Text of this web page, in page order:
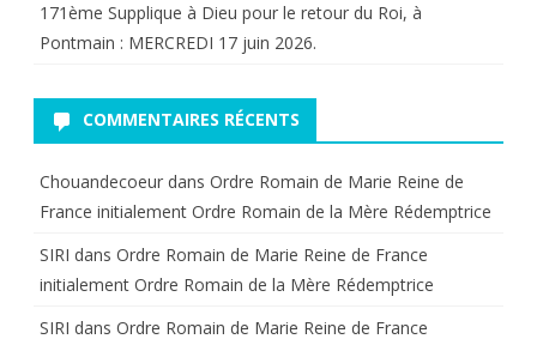
171ème Supplique à Dieu pour le retour du Roi, à
Pontmain : MERCREDI 17 juin 2026.
COMMENTAIRES RÉCENTS
Chouandecoeur dans Ordre Romain de Marie Reine de
France initialement Ordre Romain de la Mère Rédemptrice
SIRI dans Ordre Romain de Marie Reine de France
initialement Ordre Romain de la Mère Rédemptrice
SIRI dans Ordre Romain de Marie Reine de France